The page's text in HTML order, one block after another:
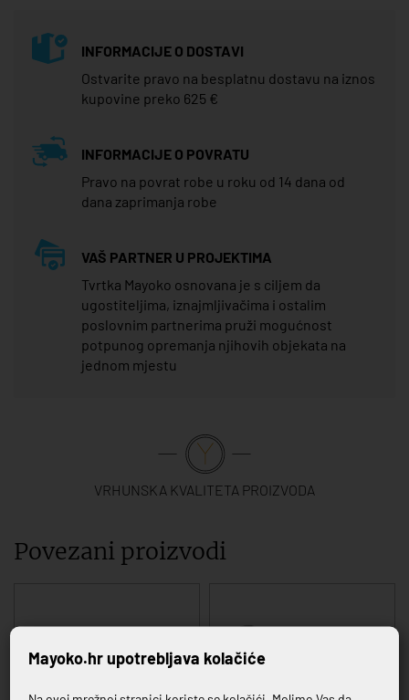
INFORMACIJE O DOSTAVI
Ostvarite pravo na besplatnu dostavu na iznos
kupovine preko 625 €
INFORMACIJE O POVRATU
Pravo na povrat robe u roku od 14 dana od
dana zaprimanja robe
VAŠ PARTNER U PROJEKTIMA
Tvrtka Mayoko osnovana je s ciljem da
ugostiteljima, iznajmljivačima i ostalim
poslovnim partnerima pruži mogućnost
potpunog opremanja njihovih objekata na
jednom mjestu
VRHUNSKA KVALITETA PROIZVODA
Povezani proizvodi
Mayoko.hr upotrebljava kolačiće